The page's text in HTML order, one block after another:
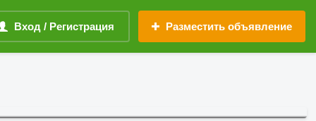
Вход / Регистрация Разместить объявление